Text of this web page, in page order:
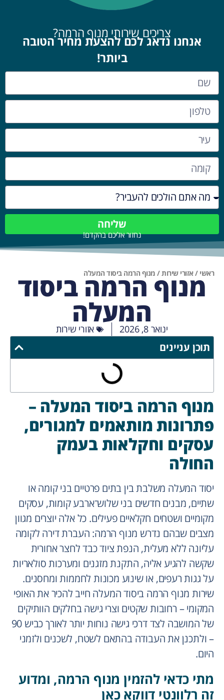
צריכים שירותי מנוף הרמה?
אנחנו נדאג לכם להצעת מחיר הטובה
ביותר!
שליחה
נחזור אליכם בהקדם!
ראשי /אזורי שירות/ מנוף הרמה ביסוד המעלה
מנוף הרמה ביסוד
המעלהינואר 8, 2026 אזורי שירות
תוכן עניינים
מנוף הרמה ביסוד המעלה –
פתרונות מותאמים למגורים,
עסקים וחקלאות בעמק
החולה
יסוד המעלה משלבת בין בתים פרטיים בני קומה או
שתיים, מבנים חדשים בני שלוש־ארבע קומות, עסקים
מקומיים ושטחים חקלאיים פעילים. כל אלה יוצרים מגוון
מצבים שבהם נדרש מנוף הרמה: העברת דירה לקומה
עליונה ללא מעלית, הנפת ציוד כבד לחצר אחורית
שקשה להגיע אליה, התקנת מזגנים ומערכות סולאריות
על גגות רעפים, או שינוע מכונות לחממות ומחסנים.
שירות מנוף הרמה ביסוד המעלה חייב להכיר את האופי
המקומי – רחובות שקטים וצרי גישה בחלקים הוותיקים
של המושבה לצד דרכי גישה נוחות יותר לאורך כביש 90
– ולתכנן את העבודה בהתאם לשטח, לשכנים ולזמני
היום.
מתי כדאי להזמין מנוף הרמה, ומדוע
זה רלוונטי דווקא כאן